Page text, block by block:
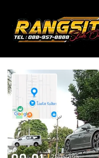
content
รถยก168 รถสไลด์รังสิต รถ